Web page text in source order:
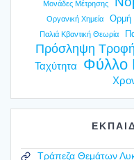
Μονάδες Μέτρησης
Οργανική Χημεία
Ορμή
Παλιά Κβαντική Θεωρία
Πρόσληψη
Ταχύτητα Φύλλο
Τράπεζα Θεμάτων